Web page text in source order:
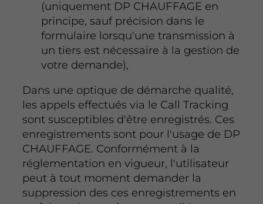
(uniquement DP CHAUFFAGE en
principe, sauf précision dans le
formulaire lorsqu'une transmission à
un tiers est nécessaire à la gestion de
votre demande),
Dans une optique de démarche qualité,
les appels effectués via le Call Tracking
sont susceptibles d'être enregistrés. Ces
enregistrements sont pour l'usage de DP
CHAUFFAGE. Conformément à la
réglementation en vigueur, l'utilisateur
peut à tout moment demander la
suppression des ces enregistrements en